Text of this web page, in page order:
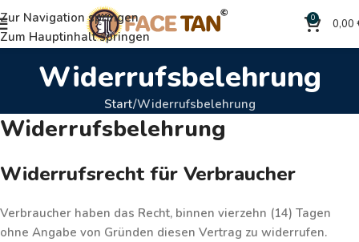
Zur Navigation springen
Zum Hauptinhalt springen
0 0,00
Widerrufsbelehrung
Start Widerrufsbelehrung
Widerrufsbelehrung
Widerrufsrecht für Verbraucher
Verbraucher haben das Recht, binnen vierzehn (14) Tagen
ohne Angabe von Gründen diesen Vertrag zu widerrufen.